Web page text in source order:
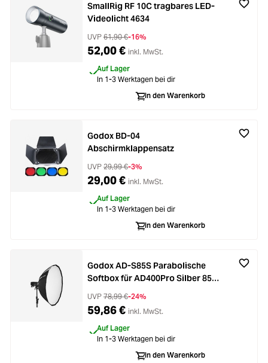
SmallRig RF 10C tragbares LED-
Videolicht 4634
UVP 61,90 €-16%
52,00 € inkl. MwSt.
Auf Lager
In 1-3 Werktagen bei dir
In den Warenkorb
Godox BD-04
Abschirmklappensatz
UVP 29,99 €-3%
29,00 € inkl. MwSt.
Auf Lager
In 1-3 Werktagen bei dir
In den Warenkorb
Godox AD-S85S Parabolische
Softbox für AD400Pro Silber 85
UVP 78,99 €-24%
59,86 € inkl. MwSt.
Auf Lager
In 1-3 Werktagen bei dir
In den Warenkorb